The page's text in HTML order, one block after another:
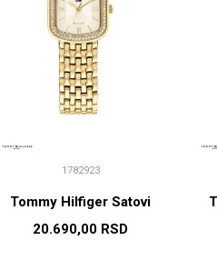
1782923
Tommy Hilfiger Satovi
20.690,00 RSD